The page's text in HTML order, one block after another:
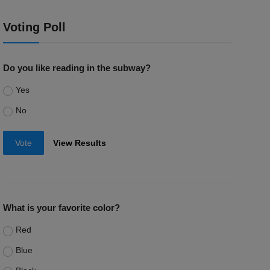
Voting Poll
Do you like reading in the subway?
Yes
No
Vote View Results
What is your favorite color?
Red
Blue